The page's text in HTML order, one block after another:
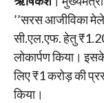
’’सरस आजीविका
सी.एल.एफ. हेतु
लोकार्पण किया।
लिए ₹1 करोड़ की
किया।